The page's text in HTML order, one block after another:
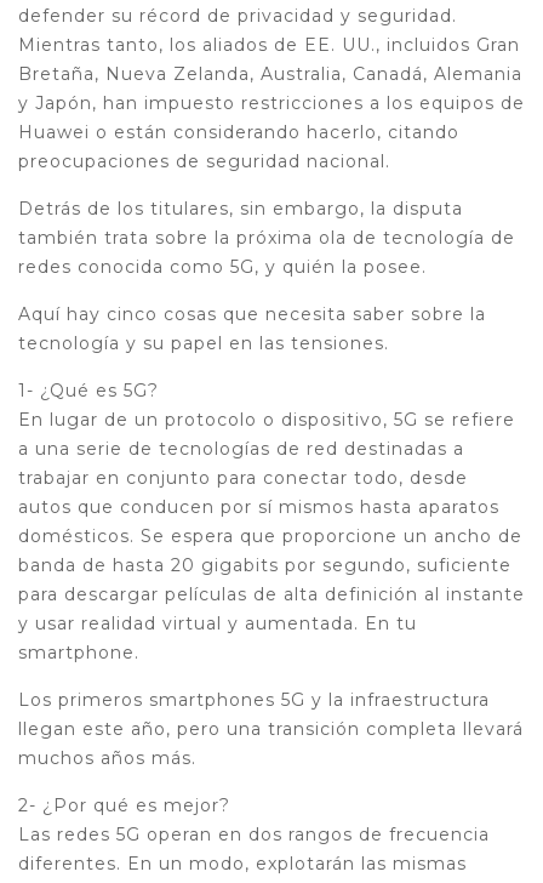
defender su récord de privacidad y seguridad.
Mientras tanto, los aliados de EE. UU., incluidos Gran
Bretaña, Nueva Zelanda, Australia, Canadá, Alemania
y Japón, han impuesto restricciones a los equipos de
Huawei o están considerando hacerlo, citando
preocupaciones de seguridad nacional.
Detrás de los titulares, sin embargo, la disputa
también trata sobre la próxima ola de tecnología de
redes conocida como 5G, y quién la posee.
Aquí hay cinco cosas que necesita saber sobre la
tecnología y su papel en las tensiones.
1- ¿Qué es 5G?
En lugar de un protocolo o dispositivo, 5G se refiere
a una serie de tecnologías de red destinadas a
trabajar en conjunto para conectar todo, desde
autos que conducen por sí mismos hasta aparatos
domésticos. Se espera que proporcione un ancho de
banda de hasta 20 gigabits por segundo, suficiente
para descargar películas de alta definición al instante
y usar realidad virtual y aumentada. En tu
smartphone.
Los primeros smartphones 5G y la infraestructura
llegan este año, pero una transición completa llevará
muchos años más.
2- ¿Por qué es mejor?
Las redes 5G operan en dos rangos de frecuencia
diferentes. En un modo, explotarán las mismas